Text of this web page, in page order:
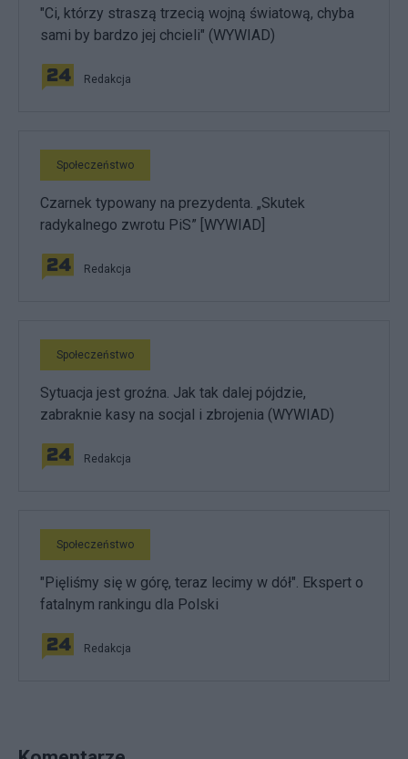
"Ci, którzy straszą trzecią wojną światową, chyba
sami by bardzo jej chcieli" (WYWIAD)
Redakcja
Społeczeństwo
Czarnek typowany na prezydenta. „Skutek
radykalnego zwrotu PiS” [WYWIAD]
Redakcja
Społeczeństwo
Sytuacja jest groźna. Jak tak dalej pójdzie,
zabraknie kasy na socjal i zbrojenia (WYWIAD)
Redakcja
Społeczeństwo
"Pięliśmy się w górę, teraz lecimy w dół". Ekspert o
fatalnym rankingu dla Polski
Redakcja